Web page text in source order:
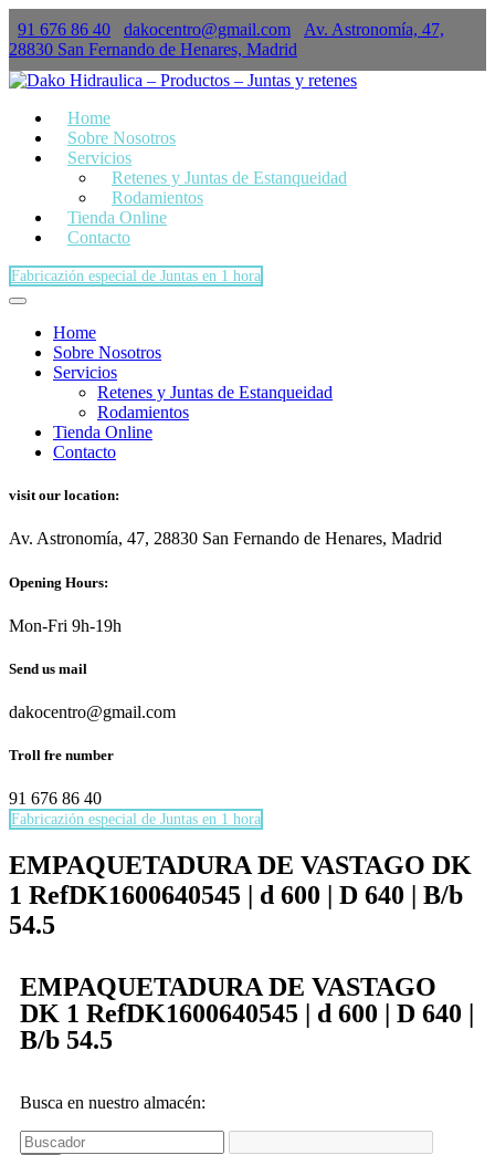
91 676 86 40 dakocentro@gmail.com
Av. Astronomía, 47,
28830 San Fernando de Henares, Madrid
Home
Sobre Nosotros
Servicios
Retenes y Juntas de Estanqueidad
Rodamientos
Tienda Online
Contacto
Fabricazión especial de Juntas en 1 hora
Home
Sobre Nosotros
Servicios
Retenes y Juntas de Estanqueidad
Rodamientos
Tienda Online
Contacto
visit our location:
Av. Astronomía, 47, 28830 San Fernando de Henares, Madrid
Opening Hours:
Mon-Fri 9h-19h
Send us mail
dakocentro@gmail.com
Troll fre number
91 676 86 40
Fabricazión especial de Juntas en 1 hora
EMPAQUETADURA DE VASTAGO DK
1 RefDK1600640545 | d 600 | D 640 | B/b
54.5
EMPAQUETADURA DE VASTAGO
DK 1 RefDK1600640545 | d 600 | D 640 |
B/b 54.5
Busca en nuestro almacén:
Necesarias
Estas
cookies no
son
opcionales.
Son
funcione la
web y que
puedas
acceder a